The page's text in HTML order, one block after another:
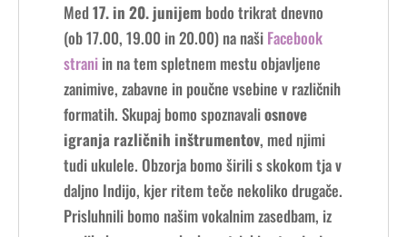
Med17. in 20. junijem bodo trikrat dnevno
(ob 17.00, 19.00 in 20.00) na naši Facebook
straniin na tem spletnem mestu objavljene
zanimive, zabavne in poučne vsebine v različnih
formatih. Skupaj bomo spoznavaliosnove
igranja različnih inštrumentov, med njimi
tudi ukulele. Obzorja bomo širili s skokom tja v
daljno Indijo, kjer ritem teče nekoliko drugače.
Prisluhnili bomo našim vokalnim zasedbam, iz